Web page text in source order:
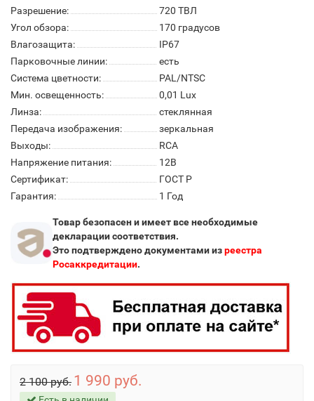
Разрешение:
720 ТВЛ
Угол обзора:
170 градусов
Влагозащита:
IP67
Парковочные линии:
есть
Система цветности:
PAL/NTSC
Мин. освещенность:
0,01 Lux
Линза:
стеклянная
Передача изображения:
зеркальная
Выходы:
RCA
Напряжение питания:
12В
Сертификат:
ГОСТ Р
Гарантия:
1 Год
Товар безопасен и имеет все необходимые
декларации соответствия.
Это подтверждено документами изреестра
Росаккредитации.
2 100 руб. 1 990 руб.